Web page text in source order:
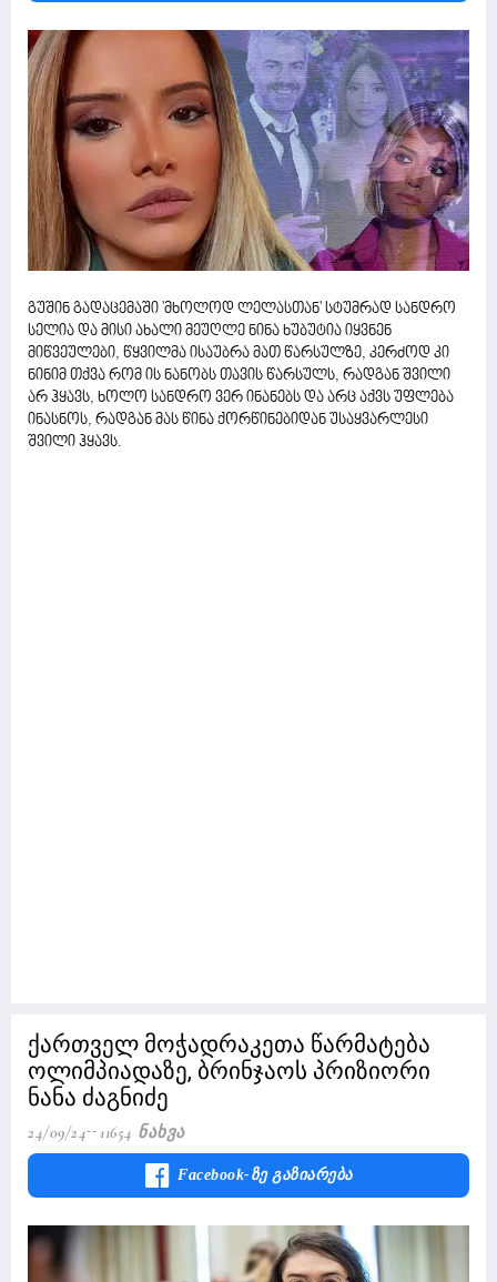
გუშინ გადაცემაში 'მხოლოდ ლელასთან' სტუმრად სანდრო
სელია და მისი ახალი მეუღლე ნინა ხუბუტია იყვნენ
მიწვეულები, წყვილმა ისაუბრა მათ წარსულზე, კერძოდ კი
ნინიმ თქვა რომ ის ნანობს თავის წარსულს, რადგან შვილი
არ ჰყავს, ხოლო სანდრო ვერ ინანებს და არც აქვს უფლება
ინასნოს, რადგან მას წინა ქორწინებიდან უსაყვარლესი
შვილი ჰყავს.
ქართველ მოჭადრაკეთა წარმატება
ოლიმპიადაზე, ბრინჯაოს პრიზიორი
ნანა ძაგნიძე
24/09/24 11654 Ნახვა
Facebook-Ზე Გაზიარება